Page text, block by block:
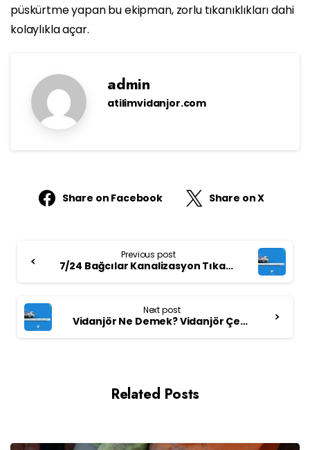
püskürtme yapan bu ekipman, zorlu tıkanıklıkları dahi
kolaylıkla açar.
admin
atilimvidanjor.com
Share on Facebook Share on X
Reading
Previous post
7/24 Bağcılar Kanalizasyon Tıkanıklığı Açma İşlemi Nasıl Yapılır?
Next post
Vidanjör Ne Demek? Vidanjör Çeşitleri Nelerdir?
Related Posts